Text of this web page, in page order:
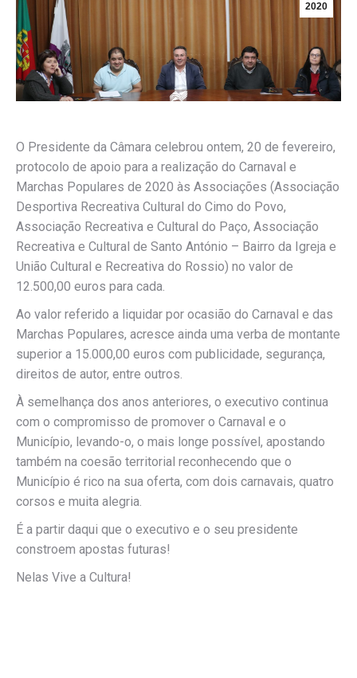
2020
O Presidente da Câmara celebrou ontem, 20 de fevereiro,
protocolo de apoio para a realização do Carnaval e
Marchas Populares de 2020 às Associações (Associação
Desportiva Recreativa Cultural do Cimo do Povo,
Associação Recreativa e Cultural do Paço, Associação
Recreativa e Cultural de Santo António – Bairro da Igreja e
União Cultural e Recreativa do Rossio) no valor de
12.500,00 euros para cada.
Ao valor referido a liquidar por ocasião do Carnaval e das
Marchas Populares, acresce ainda uma verba de montante
superior a 15.000,00 euros com publicidade, segurança,
direitos de autor, entre outros.
À semelhança dos anos anteriores, o executivo continua
com o compromisso de promover o Carnaval e o
Município, levando-o, o mais longe possível, apostando
também na coesão territorial reconhecendo que o
Município é rico na sua oferta, com dois carnavais, quatro
corsos e muita alegria.
É a partir daqui que o executivo e o seu presidente
constroem apostas futuras!
Nelas Vive a Cultura!